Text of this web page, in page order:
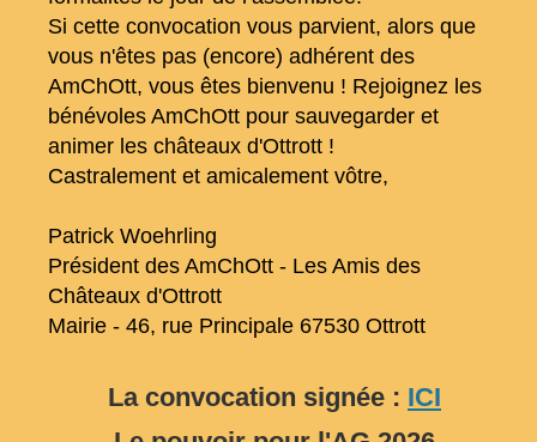
Si cette convocation vous parvient, alors que
vous n'êtes pas (encore) adhérent des
AmChOtt, vous êtes bienvenu ! Rejoignez les
bénévoles AmChOtt pour sauvegarder et
animer les châteaux d'Ottrott !
Castralement et amicalement vôtre,
Patrick Woehrling
Président des AmChOtt - Les Amis des
Châteaux d'Ottrott
Mairie - 46, rue Principale 67530 Ottrott
La convocation signée : ICI